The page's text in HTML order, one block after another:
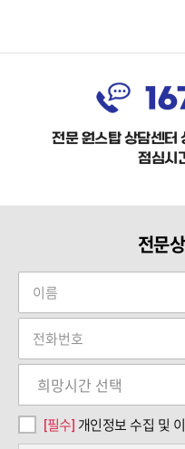
전문 원스탑 상담센
점심시
전문
[필수] 개인정보 수집 및